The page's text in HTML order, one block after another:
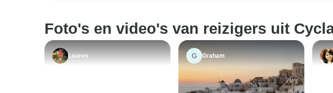
Foto's en video's van reizigers uit
Lauren G Graham